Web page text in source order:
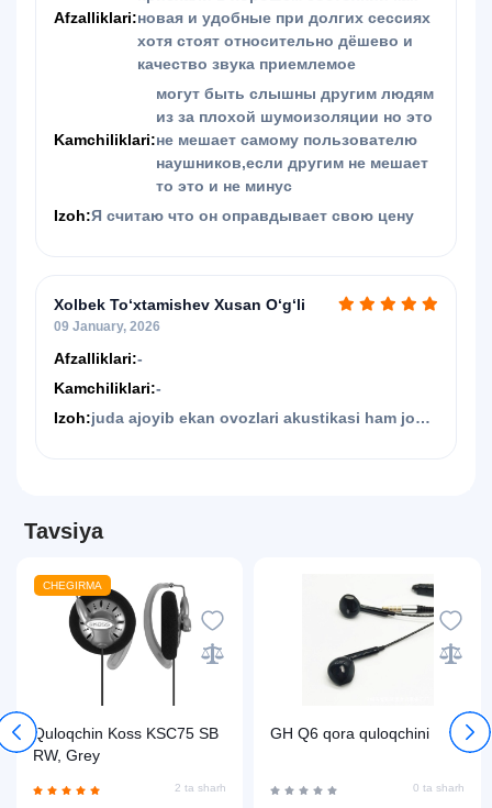
Afzalliklari:новая и удобные при долгих сессиях
хотя стоят относительно дёшево и
качество звука приемлемое
Kamchiliklari:
могут быть слышны другим людям
из за плохой шумоизоляции но это
не мешает самому пользователю
наушников,если другим не мешает
то это и не минус
Izoh:Я считаю что он оправдывает свою цену
Xolbek To‘xtamishev Xusan O‘g‘li
09 January, 2026
Afzalliklari:-
Kamchiliklari:-
Izoh:juda ajoyib ekan ovozlari akustikasi ham joy
Tavsiya
CHEGIRMA
Quloqchin Koss KSC75 SB
RW, Grey
2 ta sharh
GH Q6 qora quloqchini
0 ta sharh